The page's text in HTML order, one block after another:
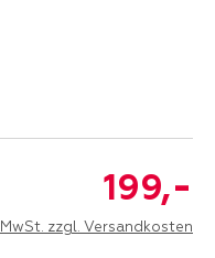
199,-
MwSt. zzgl. Versandkosten